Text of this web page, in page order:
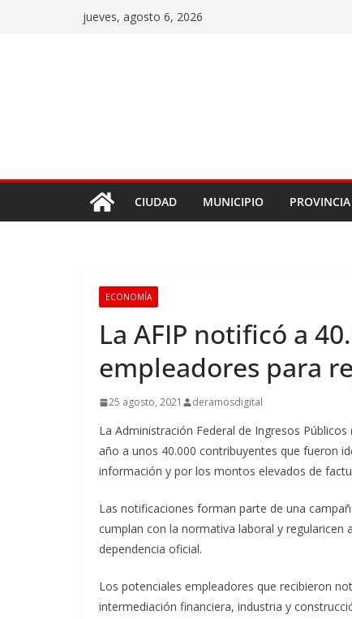
jueves, agosto 6, 2026
CIUDAD MUNICIPIO PROVINCIA
ECONOMÍA
La AFIP notificó a
empleadores para
25 agosto, 2021 deramosdigital
La Administración Federal de Ingresos
año a unos 40.000 contribuyentes que fueron
información y por los montos elevados de
Las notificaciones forman parte de una
cumplan con la normativa laboral y
dependencia oficial.
Los potenciales empleadores que recibieron
intermediación financiera, industria y